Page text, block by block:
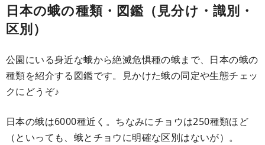
日本の蛾の種類・図鑑（見分け・識別・
区別）
公園にいる身近な蛾から絶滅危惧種の蛾まで、日本の蛾の
種類を紹介する図鑑です。見かけた蛾の同定や生態チェッ
クにどうぞ♪
日本の蛾は6000種近く。ちなみにチョウは250種類ほど
（といっても、蛾とチョウに明確な区別はないが）。